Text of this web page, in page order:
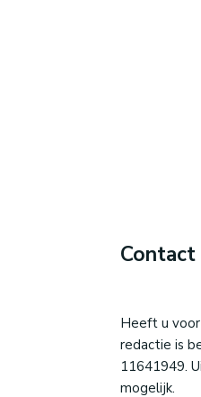
Contact
Heeft u
redactie is
11641949.
mogelijk.